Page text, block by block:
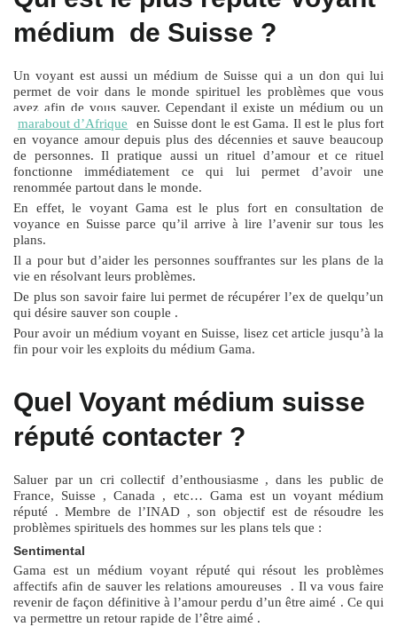
médium de Suisse ?
Un voyant est aussi un médium de Suisse qui a un don qui lui
permet de voir dans le monde spirituel les problèmes que vous
avez afin de vous sauver. Cependant il existe un médium ou un
marabout d’Afrique
en Suisse dont le est Gama. Il est le plus fort
en voyance amour depuis plus des décennies et sauve beaucoup
de personnes. Il pratique aussi un rituel d’amour et ce rituel
fonctionne immédiatement ce qui lui permet d’avoir une
renommée partout dans le monde.
En effet, le voyant Gama est le plus fort en consultation de
voyance en Suisse parce qu’il arrive à lire l’avenir sur tous les
plans.
Il a pour but d’aider les personnes souffrantes sur les plans de la
vie en résolvant leurs problèmes.
De plus son savoir faire lui permet de récupérer l’ex de quelqu’un
qui désire sauver son couple .
Pour avoir un médium voyant en Suisse, lisez cet article jusqu’à la
fin pour voir les exploits du médium Gama.
Quel Voyant médium suisse
réputé contacter ?
Saluer par un cri collectif d’enthousiasme , dans les public de
France, Suisse , Canada , etc… Gama est un voyant médium
réputé . Membre de l’INAD , son objectif est de résoudre les
problèmes spirituels des hommes sur les plans tels que :
Sentimental
Gama est un médium voyant réputé qui résout les problèmes
affectifs afin de sauver les relations amoureuses . Il va vous faire
revenir de façon définitive à l’amour perdu d’un être aimé . Ce qui
va permettre un retour rapide de l’être aimé .